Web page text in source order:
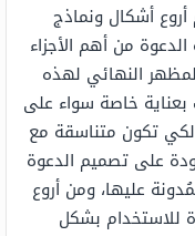
أروع أشكال ونماذج
من أهم الأجزاء
النهائي لهذه
بعناية خاصة سواء على
لكي تكون متناسقة مع
على تصميم الدعوة
عليها، ومن أروع
للاستخدام بشكل